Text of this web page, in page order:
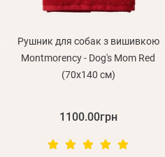
Рушник для собак з вишивкою
Montmorency - Dog's Mom Red
(70х140 см)
1100.00грн